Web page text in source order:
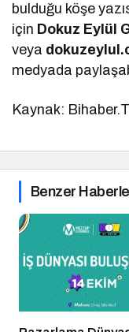
bulduğu köşe
için Dokuz Eylül
veya
medyada
Kaynak:
Benzer